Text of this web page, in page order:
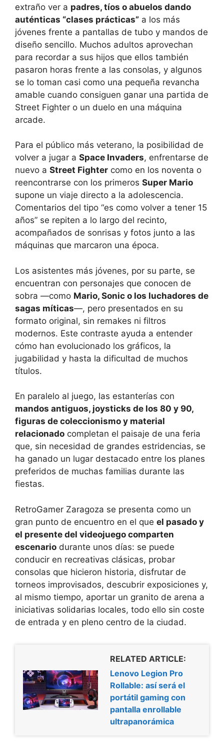
extraño ver a padres, tíos o abuelos dando
auténticas “clases prácticas” a los más
jóvenes frente a pantallas de tubo y mandos de
diseño sencillo. Muchos adultos aprovechan
para recordar a sus hijos que ellos también
pasaron horas frente a las consolas, y algunos
se lo toman casi como una pequeña revancha
amable cuando consiguen ganar una partida de
Street Fighter o un duelo en una máquina
arcade.
Para el público más veterano, la posibilidad de
volver a jugar a Space Invaders, enfrentarse de
nuevo a Street Fighter como en los noventa o
reencontrarse con los primeros Super Mario
supone un viaje directo a la adolescencia.
Comentarios del tipo “es como volver a tener 15
años” se repiten a lo largo del recinto,
acompañados de sonrisas y fotos junto a las
máquinas que marcaron una época.
Los asistentes más jóvenes, por su parte, se
encuentran con personajes que conocen de
sobra —como Mario, Sonic o los luchadores de
sagas míticas—, pero presentados en su
formato original, sin remakes ni filtros
modernos. Este contraste ayuda a entender
cómo han evolucionado los gráficos, la
jugabilidad y hasta la dificultad de muchos
títulos.
En paralelo al juego, las estanterías con
mandos antiguos, joysticks de los 80 y 90,
figuras de coleccionismo y material
relacionado completan el paisaje de una feria
que, sin necesidad de grandes estridencias, se
ha ganado un lugar destacado entre los planes
preferidos de muchas familias durante las
fiestas.
RetroGamer Zaragoza se presenta como un
gran punto de encuentro en el que el pasado y
el presente del videojuego comparten
escenario durante unos días: se puede
conducir en recreativas clásicas, probar
consolas que hicieron historia, disfrutar de
torneos improvisados, descubrir exposiciones y,
al mismo tiempo, aportar un granito de arena a
iniciativas solidarias locales, todo ello sin coste
de entrada y en pleno centro de la ciudad.
RELATED ARTICLE:
Lenovo Legion Pro
Rollable: así será el
portátil gaming con
pantalla enrollable
ultrapanorámica